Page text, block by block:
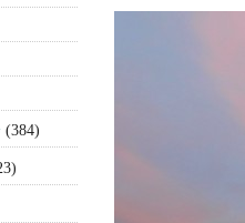
(384)